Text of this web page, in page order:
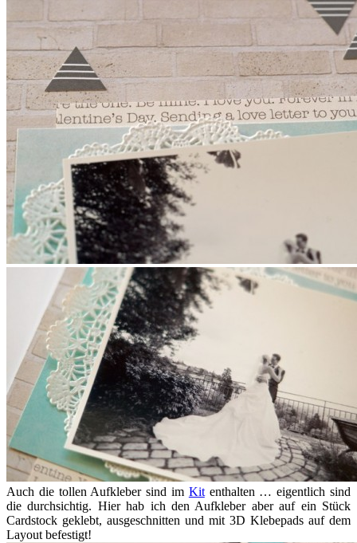
Auch die tollen Aufkleber sind im Kitenthalten … eigentlich sind
die durchsichtig. Hier hab ich den Aufkleber aber auf ein Stück
Cardstock geklebt, ausgeschnitten und mit 3D Klebepads auf dem
Layout befestigt!